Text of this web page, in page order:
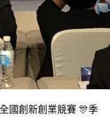
國創新創業競賽 🎊季